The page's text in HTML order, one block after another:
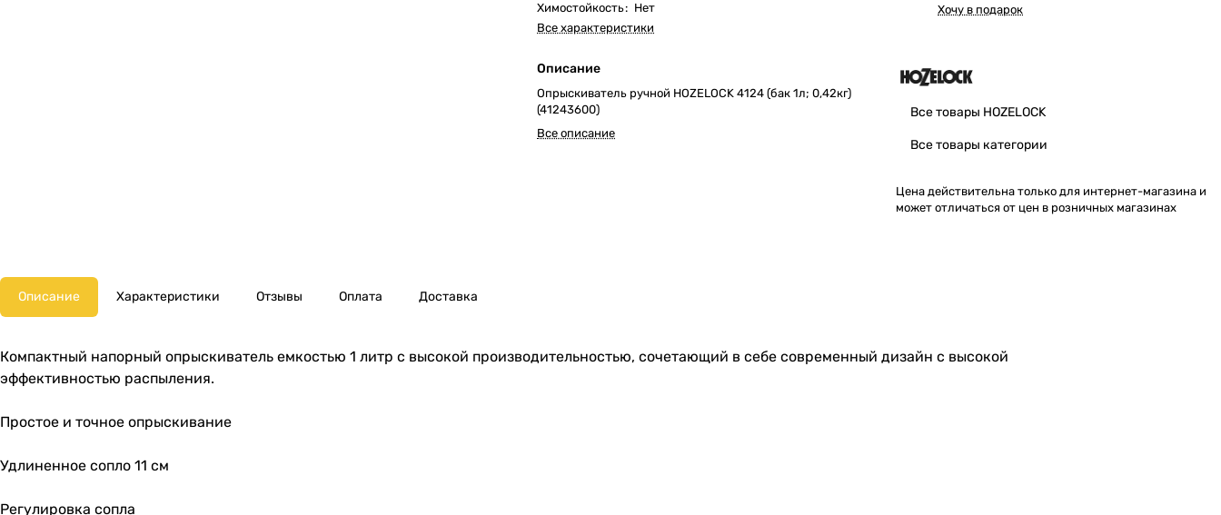
Химостойкость: Нет
Все характеристики
Описание
Опрыскиватель ручной HOZELOCK 4124 (бак 1л; 0,42кг)
(41243600)
Все описание
Хочу в подарок
Все товары HOZELOCK
Все товары категории
Цена действительна только для интернет-магазина и
может отличаться от цен в розничных магазинах
Описание Характеристики Отзывы Оплата Доставка
Компактный напорный опрыскиватель емкостью 1 литр с высокой производительностью, сочетающий в себе современный дизайн с высокой
эффективностью распыления.
Простое и точное опрыскивание
Удлиненное сопло 11 см
Регулировка сопла